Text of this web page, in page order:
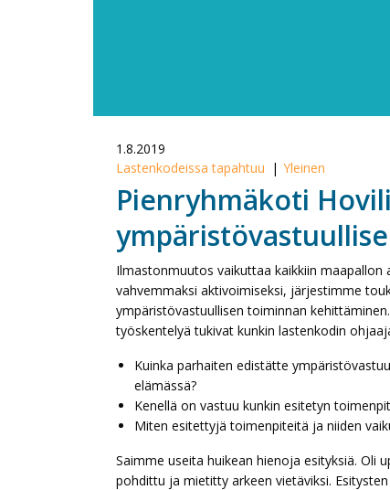
1.8.2019
Lastenkodeissa tapahtuu
Yleinen
Pienryhmäkoti
Ilmastonmuutos vaikuttaa kaikkiin
vahvemmaksi aktivoimiseksi, järjestimme
ympäristövastuullisen toiminnan
työskentelyä tukivat kunkin lastenkodin
Kuinka parhaiten edistätte
elämässä?
Kenellä on vastuu kunkin esitetyn
Miten esitettyjä toimenpiteitä ja niiden
Saimme useita huikean hienoja esityksiä. Oli
pohdittu ja mietitty arkeen vietäviksi.